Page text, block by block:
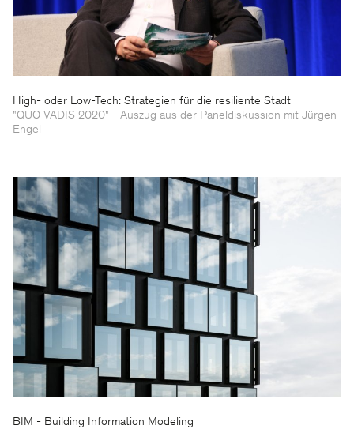
High- oder Low-Tech: Strategien für die resiliente Stadt
"QUO VADIS 2020" - Auszug aus der Paneldiskussion mit Jürgen
Engel
BIM - Building Information Modeling